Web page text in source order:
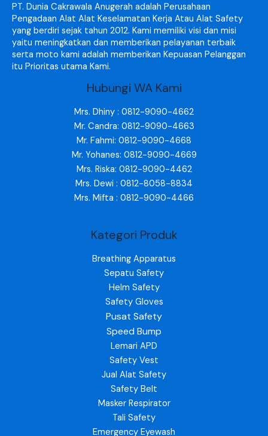
PT. Dunia Cakrawala Anugerah adalah Perusahaan
Pengadaan Alat Alat Keselamatan Kerja Atau Alat Safety
yang berdiri sejak tahun 2012. Kami memiliki visi dan misi
yaitu meningkatkan dan memberikan pelayanan terbaik
serta moto kami adalah memberikan Kepuasan Pelanggan
itu Prioritas utama Kami.
Hubungi WA Kami
Mrs. Dhiny : 0812-9090-4662
Mr. Candra: 0812-9090-4663
Mr. Fahmi: 0812-9090-4668
Mr. Yohanes: 0812-9090-4669
Mrs. Riska: 0812-9090-4462
Mrs. Dewi : 0812-8058-8834
Mrs. Mifta : 0812-9090-4466
Kategori Produk
Breathing Apparatus
Sepatu Safety
Helm Safety
Safety Gloves
Pusat Safety
Speed Bump
Lemari APD
Safety Vest
Jual Alat Safety
Safety Belt
Masker Respirator
Tali Safety
Emergency Eyewash